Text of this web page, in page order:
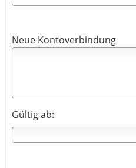
Neue Kontoverbindung
Gültig ab: